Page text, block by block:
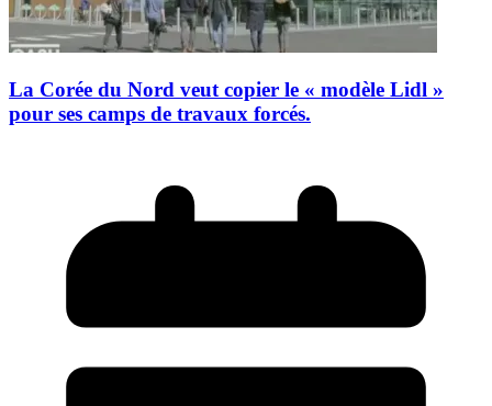
La Corée du Nord veut copier le « modèle Lidl »
pour ses camps de travaux forcés.